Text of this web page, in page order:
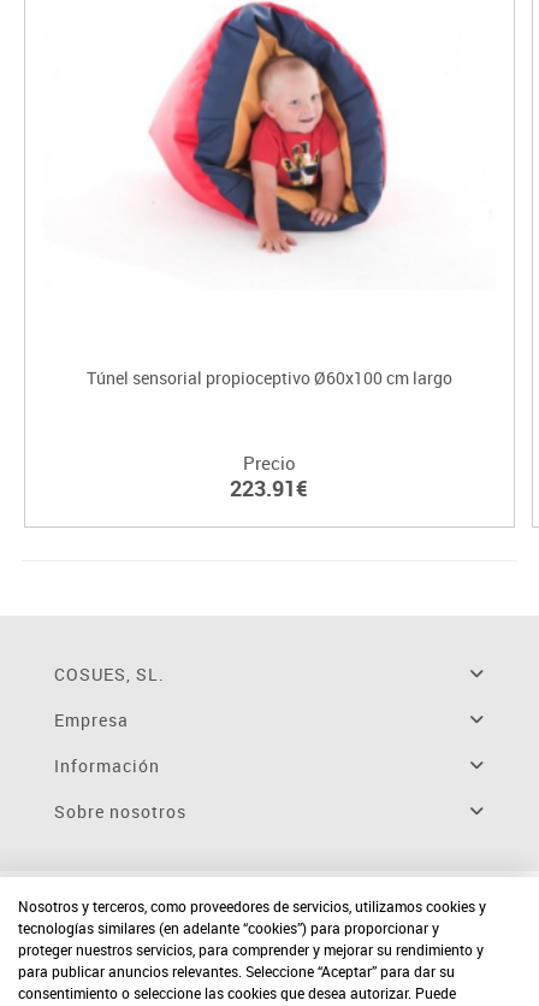
Túnel sensorial propioceptivo Ø60x100 cm largo
Precio
223.91€
COSUES, SL.
Empresa
Información
Sobre nosotros
Nosotros y terceros, como proveedores de servicios, utilizamos cookies y
tecnologías similares (en adelante “cookies”) para proporcionar y
proteger nuestros servicios, para comprender y mejorar su rendimiento y
para publicar anuncios relevantes. Seleccione “Aceptar” para dar su
consentimiento o seleccione las cookies que desea autorizar. Puede